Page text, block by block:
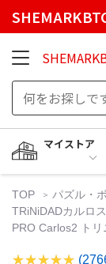
マイストア
TOP パズル・
TRiNiDADカルロ
PRO Carlos2 ト